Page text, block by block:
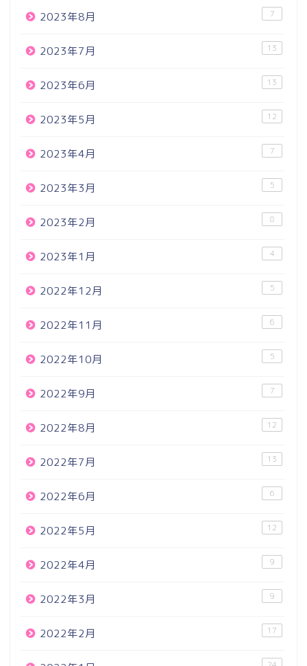
2023年8月 7
2023年7月 13
2023年6月 13
2023年5月 12
2023年4月 7
2023年3月 5
2023年2月 8
2023年1月 4
2022年12月 5
2022年11月 6
2022年10月 5
2022年9月 7
2022年8月 12
2022年7月 13
2022年6月 6
2022年5月 12
2022年4月 9
2022年3月 9
2022年2月 17